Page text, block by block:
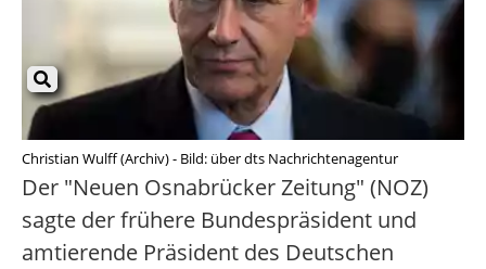
Christian Wulff (Archiv) - Bild: über dts Nachrichtenagentur
Der "Neuen Osnabrücker Zeitung" (NOZ)
sagte der frühere Bundespräsident und
amtierende Präsident des Deutschen